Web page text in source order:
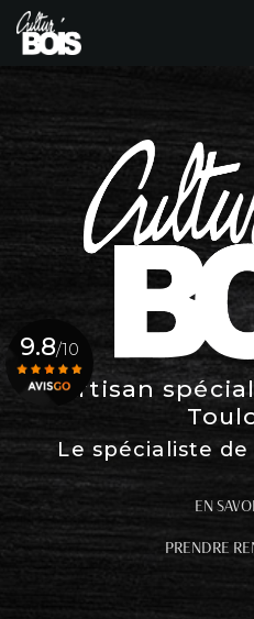
Aller
au
contenu
Artisan
Le spécialiste
EN
PRENDRE
9.8/10